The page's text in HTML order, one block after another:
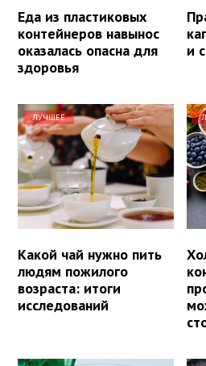
Еда из пластиковых
контейнеров навынос
оказалась опасна для
здоровья
и
ЛУЧШЕЕ
Какой чай нужно пить
людям пожилого
возраста: итоги
исследований